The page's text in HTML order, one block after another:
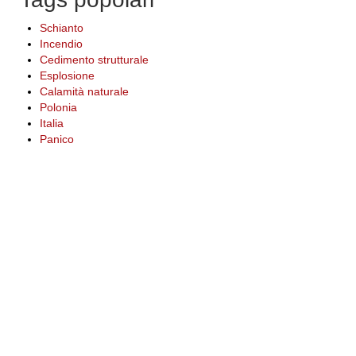
Schianto
Incendio
Cedimento strutturale
Esplosione
Calamità naturale
Polonia
Italia
Panico